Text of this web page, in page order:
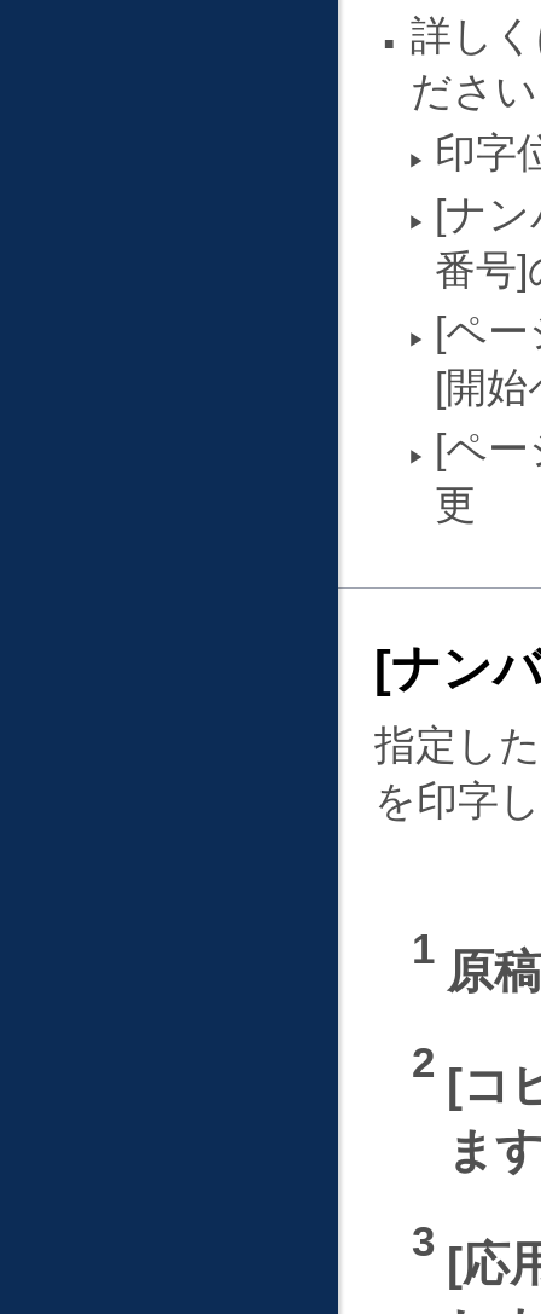
詳し
ださ
印字
ナン
番号
ペー
開始
ペー
更
ナン
指定し
を印字
原
コ
ま
応